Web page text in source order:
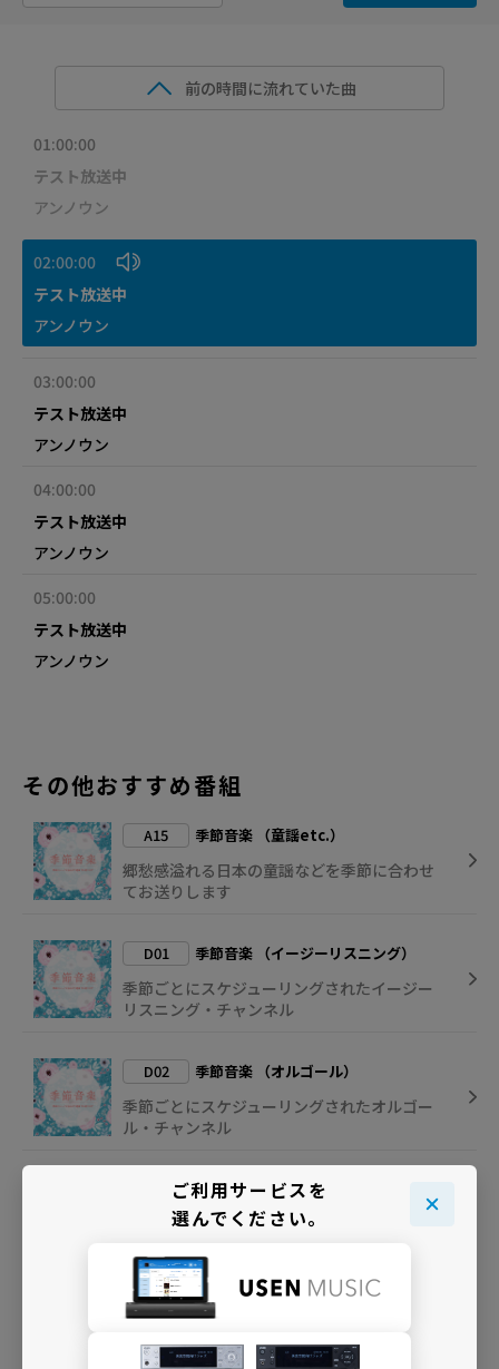
前の時間に流れていた曲
01:00:00
テスト放送中
アンノウン
02:00:00
テスト放送中
アンノウン
03:00:00
テスト放送中
アンノウン
04:00:00
テスト放送中
アンノウン
05:00:00
テスト放送中
アンノウン
その他おすすめ番組
A15 季節音楽 （童謡etc.）
郷愁感溢れる日本の童謡などを季節に合わせ
てお送りします
D01 季節音楽 （イージーリスニング）
季節ごとにスケジューリングされたイージー
リスニング・チャンネル
D02 季節音楽 （オルゴール）
季節ごとにスケジューリングされたオルゴー
ル・チャンネル
季節音楽 （童謡インスト）
季節ごとにスケジューリングされた童謡イン
H02 季節音楽 （J-POPインスト）
季節ごとにスケジューリングされたJ-POPイ
ンスト・チャンネル
ご利用サービスを
選んでください。